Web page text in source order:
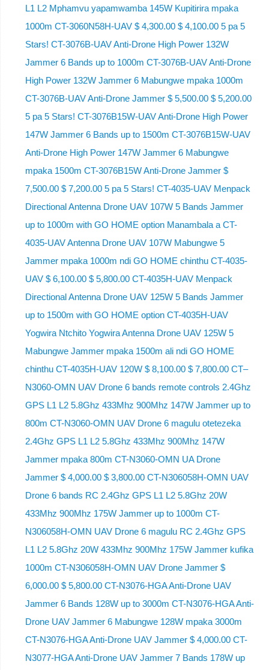
L1 L2 Mphamvu yapamwamba 145W Kupitirira mpaka
1000m CT-3060N58H-UAV $ 4,300.00 $ 4,100.00 5 pa 5
Stars! CT-3076B-UAV Anti-Drone High Power 132W
Jammer 6 Bands up to 1000m CT-3076B-UAV Anti-Drone
High Power 132W Jammer 6 Mabungwe mpaka 1000m
CT-3076B-UAV Anti-Drone Jammer $ 5,500.00 $ 5,200.00
5 pa 5 Stars! CT-3076B15W-UAV Anti-Drone High Power
147W Jammer 6 Bands up to 1500m CT-3076B15W-UAV
Anti-Drone High Power 147W Jammer 6 Mabungwe
mpaka 1500m CT-3076B15W Anti-Drone Jammer $
7,500.00 $ 7,200.00 5 pa 5 Stars! CT-4035-UAV Menpack
Directional Antenna Drone UAV 107W 5 Bands Jammer
up to 1000m with GO HOME option Manambala a CT-
4035-UAV Antenna Drone UAV 107W Mabungwe 5
Jammer mpaka 1000m ndi GO HOME chinthu CT-4035-
UAV $ 6,100.00 $ 5,800.00 CT-4035H-UAV Menpack
Directional Antenna Drone UAV 125W 5 Bands Jammer
up to 1500m with GO HOME option CT-4035H-UAV
Yogwira Ntchito Yogwira Antenna Drone UAV 125W 5
Mabungwe Jammer mpaka 1500m ali ndi GO HOME
chinthu CT-4035H-UAV 120W $ 8,100.00 $ 7,800.00 CT–
N3060-OMN UAV Drone 6 bands remote controls 2.4Ghz
GPS L1 L2 5.8Ghz 433Mhz 900Mhz 147W Jammer up to
800m CT-N3060-OMN UAV Drone 6 magulu otetezeka
2.4Ghz GPS L1 L2 5.8Ghz 433Mhz 900Mhz 147W
Jammer mpaka 800m CT-N3060-OMN UA Drone
Jammer $ 4,000.00 $ 3,800.00 CT-N306058H-OMN UAV
Drone 6 bands RC 2.4Ghz GPS L1 L2 5.8Ghz 20W
433Mhz 900Mhz 175W Jammer up to 1000m CT-
N306058H-OMN UAV Drone 6 magulu RC 2.4Ghz GPS
L1 L2 5.8Ghz 20W 433Mhz 900Mhz 175W Jammer kufika
1000m CT-N306058H-OMN UAV Drone Jammer $
6,000.00 $ 5,800.00 CT-N3076-HGA Anti-Drone UAV
Jammer 6 Bands 128W up to 3000m CT-N3076-HGA ​​Anti-
Drone UAV Jammer 6 Mabungwe 128W mpaka 3000m
CT-N3076-HGA ​​Anti-Drone UAV Jammer $ 4,000.00 CT-
N3077-HGA Anti-Drone UAV Jammer 7 Bands 178W up